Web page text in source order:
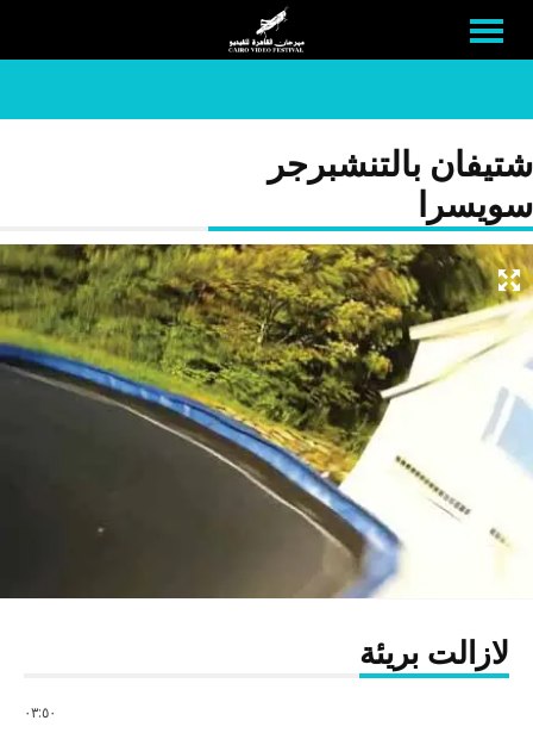
شتيفان بالتنشبرجر
سويسرا
لازالت بريئة
٠٣:٥٠